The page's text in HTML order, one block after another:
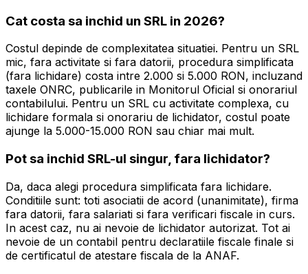
Cat costa sa inchid un SRL in 2026?
Costul depinde de complexitatea situatiei. Pentru un SRL
mic, fara activitate si fara datorii, procedura simplificata
(fara lichidare) costa intre 2.000 si 5.000 RON, incluzand
taxele ONRC, publicarile in Monitorul Oficial si onorariul
contabilului. Pentru un SRL cu activitate complexa, cu
lichidare formala si onorariu de lichidator, costul poate
ajunge la 5.000-15.000 RON sau chiar mai mult.
Pot sa inchid SRL-ul singur, fara lichidator?
Da, daca alegi procedura simplificata fara lichidare.
Conditiile sunt: toti asociatii de acord (unanimitate), firma
fara datorii, fara salariati si fara verificari fiscale in curs.
In acest caz, nu ai nevoie de lichidator autorizat. Tot ai
nevoie de un contabil pentru declaratiile fiscale finale si
de certificatul de atestare fiscala de la ANAF.